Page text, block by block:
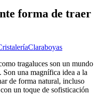
forma de traer
Claraboyas
tragaluces son un mundo
Son una magnífica idea a la
de forma natural, incluso
un toque de sofisticación